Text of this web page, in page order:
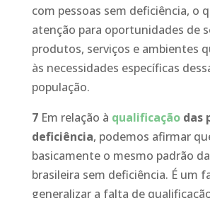
com pessoas sem deficiência, o
atenção para oportunidades de
produtos, serviços e ambientes
às necessidades específicas
população.
7Em relação à qualificação das
deficiência, podemos afirmar
basicamente o mesmo padrão
brasileira sem deficiência. É um
generalizar a falta de